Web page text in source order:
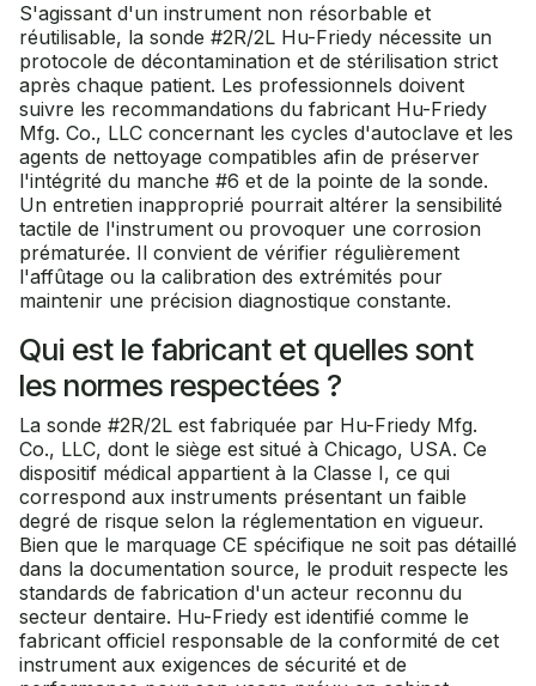
S'agissant d'un instrument non résorbable et
réutilisable, la sonde #2R/2L Hu-Friedy nécessite un
protocole de décontamination et de stérilisation strict
après chaque patient. Les professionnels doivent
suivre les recommandations du fabricant Hu-Friedy
Mfg. Co., LLC concernant les cycles d'autoclave et les
agents de nettoyage compatibles afin de préserver
l'intégrité du manche #6 et de la pointe de la sonde.
Un entretien inapproprié pourrait altérer la sensibilité
tactile de l'instrument ou provoquer une corrosion
prématurée. Il convient de vérifier régulièrement
l'affûtage ou la calibration des extrémités pour
maintenir une précision diagnostique constante.
Qui est le fabricant et quelles sont
les normes respectées ?
La sonde #2R/2L est fabriquée par Hu-Friedy Mfg.
Co., LLC, dont le siège est situé à Chicago, USA. Ce
dispositif médical appartient à la Classe I, ce qui
correspond aux instruments présentant un faible
degré de risque selon la réglementation en vigueur.
Bien que le marquage CE spécifique ne soit pas détaillé
dans la documentation source, le produit respecte les
standards de fabrication d'un acteur reconnu du
secteur dentaire. Hu-Friedy est identifié comme le
fabricant officiel responsable de la conformité de cet
instrument aux exigences de sécurité et de